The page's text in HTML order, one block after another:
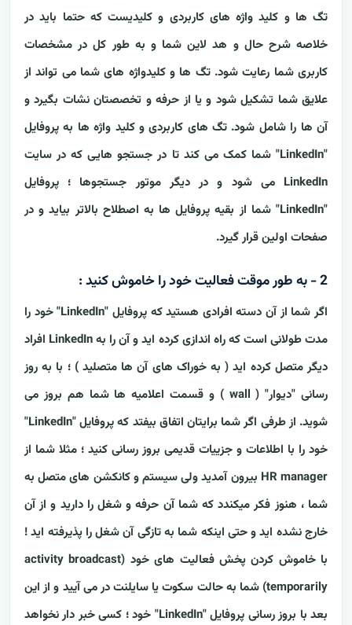
تگ ها و کلید واژه های کاربردی و کلیدیست که حتما باید در
خلاصه شرح حال و هد لاین شما و به طور کل در مشخصات
کاربری شما رعایت شود. تگ ها و کلیدواژه های شما می تواند از
علایق شما تشکیل شود و یا از حرفه و تخصصتان نشات بگیرد و
آن ها را شامل شود. تگ های کاربردی و کلید واژه ها به پروفایل
"LinkedIn" شما کمک می کند تا در جستجو هایی که در سایت
LinkedIn می شود و در دیگر موتور جستجوها ؛ پروفایل
"LinkedIn" شما از بقیه پروفایل ها به اصطلاح بالاتر بیاید و در
صفحات اولین قرار گیرد.
2 - به طور موقت فعالیت خود را خاموش کنید :
اگر شما از آن دسته افرادی هستید که پروفایل "LinkedIn" خود را
مدت طولانی است که راه اندازی کرده اید و آن را به LinkedIn افراد
دیگر متصل کرده اید ( به خوراک های آن ها متصلید ) ؛ با به روز
رسانی "دیوار" ( wall ) و قسمت اعلامیه ها شما هم بروز می
شوید. از طرفی اگر شما برایتان اتفاق بیفتد که پروفایل "LinkedIn"
خود را با اطلاعات و جزییات قدیمی بروز رسانی کنید ؛ مثلا شما از
HR manager بیرون آمدید ولی سیستم و کانکشن های متصل به
شما ، هنوز فکر میکندد که شما آن حرفه و شغل را دارید و از آن
خارج نشده اید و حتی اینکه شما به تازگی آن شغل را پذیرفته اید !
با خاموش کردن پخش فعالیت های خود (activity broadcast
temporarily) شما به حالت سکوت یا سایلنت در می آیید و از این
بعد با بروز رسانی پروفایل "LinkedIn" خود ؛ کسی خبر دار نخواهد